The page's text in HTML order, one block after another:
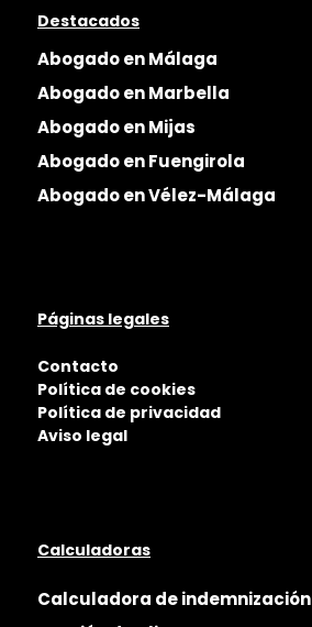
Destacados
Abogado en Málaga
Abogado en Marbella
Abogado en Mijas
Abogado en Fuengirola
Abogado en Vélez-Málaga
Páginas legales
Contacto
Política de cookies
Política de privacidad
Aviso legal
Calculadoras
Calculadora de indemnización